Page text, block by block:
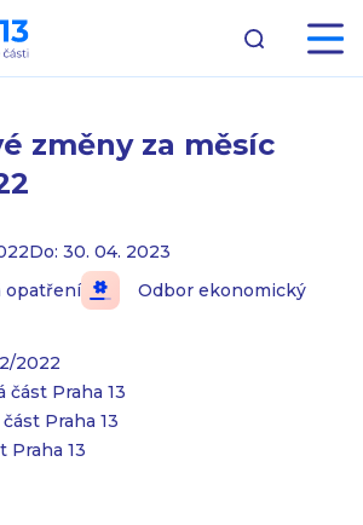
změny za měsíc
Do: 30. 04. 2023
opatření
Odbor ekonomický
2022
část Praha 13
Praha 13
Praha 13